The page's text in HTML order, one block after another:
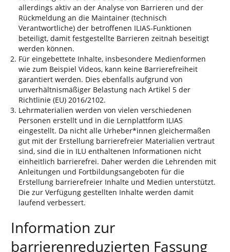
allerdings aktiv an der Analyse von Barrieren und der
Rückmeldung an die Maintainer (technisch
Verantwortliche) der betroffenen ILIAS-Funktionen
beteiligt, damit festgestellte Barrieren zeitnah beseitigt
werden können.
Für eingebettete Inhalte, insbesondere Medienformen
wie zum Beispiel Videos, kann keine Barrierefreiheit
garantiert werden. Dies ebenfalls aufgrund von
unverhältnismäßiger Belastung nach Artikel 5 der
Richtlinie (EU) 2016/2102.
Lehrmaterialien werden von vielen verschiedenen
Personen erstellt und in die Lernplattform ILIAS
eingestellt. Da nicht alle Urheber*innen gleichermaßen
gut mit der Erstellung barrierefreier Materialien vertraut
sind, sind die in ILU enthaltenen Informationen nicht
einheitlich barrierefrei. Daher werden die Lehrenden mit
Anleitungen und Fortbildungsangeboten für die
Erstellung barrierefreier Inhalte und Medien unterstützt.
Die zur Verfügung gestellten Inhalte werden damit
laufend verbessert.
Information zur
barrierenreduzierten Fassung